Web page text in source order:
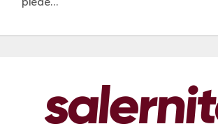
piede...